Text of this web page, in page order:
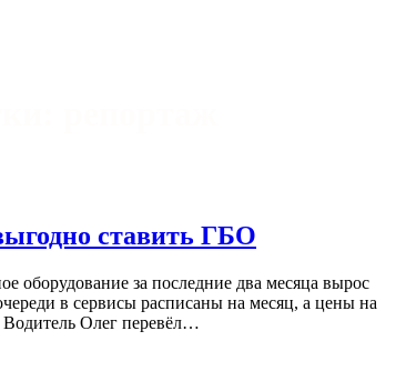
ставить ГБО
оборудование за последние два месяца вырос
в сервисы расписаны на месяц, а цены на
Водитель Олег перевёл…